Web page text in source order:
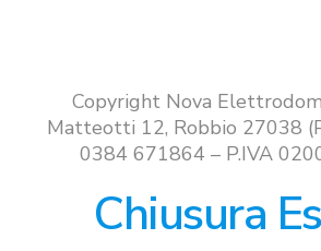
Copyright Nova
Matteotti 12, Robbio 27038
0384 671864 – P.IVA
Chiusura